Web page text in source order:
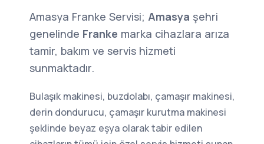
Amasya Franke Servisi; Amasya şehri
genelinde Franke marka cihazlara arıza
tamir, bakım ve servis hizmeti
sunmaktadır.
Bulaşık makinesi, buzdolabı, çamaşır makinesi,
derin dondurucu, çamaşır kurutma makinesi
şeklinde beyaz eşya olarak tabir edilen